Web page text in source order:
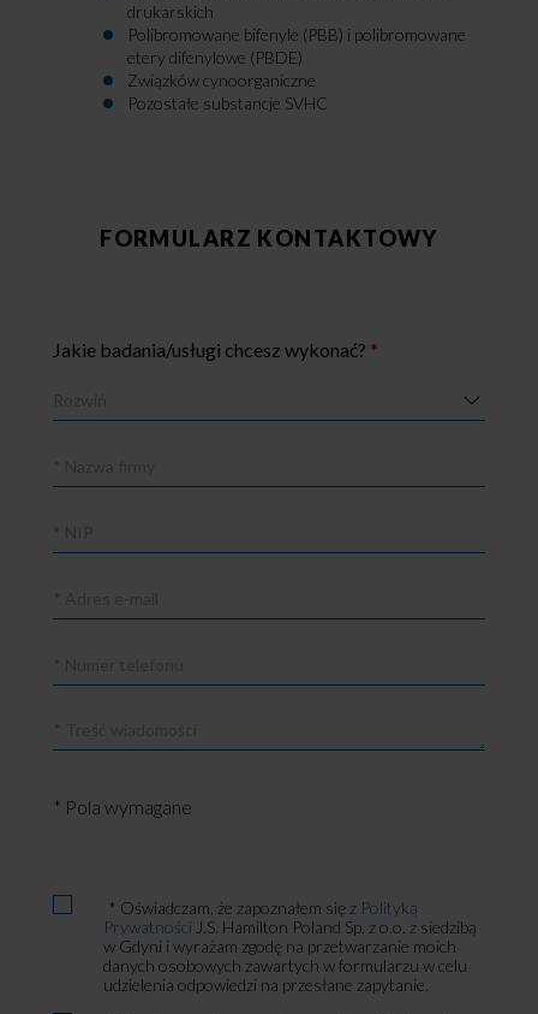
drukarskich
Polibromowane bifenyle (PBB) i polibromowane
etery difenylowe (PBDE)
Związków cynoorganiczne
Pozostałe substancje SVHC
FORMULARZ KONTAKTOWY
Jakie badania/usługi chcesz wykonać? *
wiadomości
* Pola wymagane
Zapoznałem
Polityką
Prywatności
* Oświadczam, że zapoznałem się z Polityką
Prywatności J.S. Hamilton Poland Sp. z o.o. z siedzibą
w Gdyni i wyrażam zgodę na przetwarzanie moich
danych osobowych zawartych w formularzu w celu
udzielenia odpowiedzi na przesłane zapytanie.